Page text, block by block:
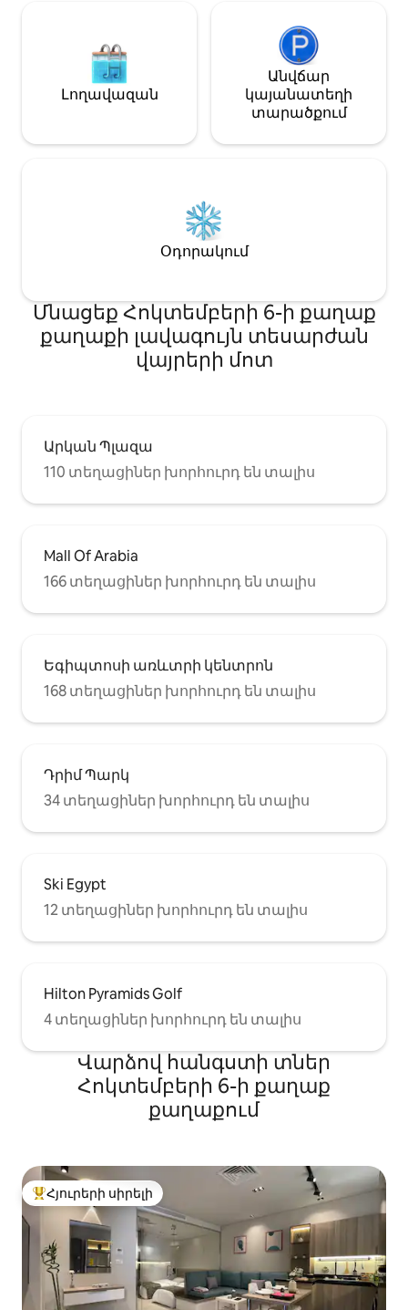
Լողավազան
Անվճար
կայանատեղի
տարածքում
Օդորակում
Մնացեք Հոկտեմբերի 6-ի քաղաք
քաղաքի լավագույն տեսարժան
վայրերի մոտ
Արկան Պլազա
110 տեղացիներ խորհուրդ են տալիս
Mall Of Arabia
166 տեղացիներ խորհուրդ են տալիս
Եգիպտոսի առևտրի կենտրոն
168 տեղացիներ խորհուրդ են տալիս
Դրիմ Պարկ
34 տեղացիներ խորհուրդ են տալիս
Ski Egypt
12 տեղացիներ խորհուրդ են տալիս
Hilton Pyramids Golf
4 տեղացիներ խորհուրդ են տալիս
Վարձով հանգստի տներ
Հոկտեմբերի 6-ի քաղաք
քաղաքում
Հյուրերի սիրելի լավագույն տները
Հյուրերի սիրելի